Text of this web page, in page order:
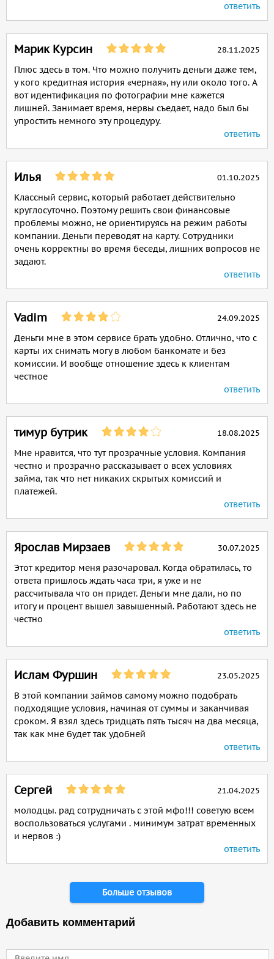
ответить
Марик Курсин 28.11.2025
Плюс здесь в том. Что можно получить деньги даже тем,
у кого кредитная история «черная», ну или около того. А
вот идентификация по фотографии мне кажется
лишней. Занимает время, нервы съедает, надо был бы
упростить немного эту процедуру.
ответить
Илья 01.10.2025
Классный сервис, который работает действительно
круглосуточно. Поэтому решить свои финансовые
проблемы можно, не ориентируясь на режим работы
компании. Деньги переводят на карту. Сотрудники
очень корректны во время беседы, лишних вопросов не
задают.
ответить
Vadim 24.09.2025
Деньги мне в этом сервисе брать удобно. Отлично, что с
карты их снимать могу в любом банкомате и без
комиссии. И вообще отношение здесь к клиентам
честное
ответить
тимур бутрик 18.08.2025
Мне нравится, что тут прозрачные условия. Компания
честно и прозрачно рассказывает о всех условиях
займа, так что нет никаких скрытых комиссий и
платежей.
ответить
Ярослав Мирзаев 30.07.2025
Этот кредитор меня разочаровал. Когда обратилась, то
ответа пришлось ждать часа три, я уже и не
рассчитывала что он придет. Деньги мне дали, но по
итогу и процент вышел завышенный. Работают здесь не
честно
ответить
Ислам Фуршин 23.05.2025
В этой компании займов самому можно подобрать
подходящие условия, начиная от суммы и заканчивая
сроком. Я взял здесь тридцать пять тысяч на два месяца,
так как мне будет так удобней
ответить
Сергей 21.04.2025
молодцы. рад сотрудничать с этой мфо!!! советую всем
воспользоваться услугами . минимум затрат временных
и нервов :)
ответить
Больше отзывов
Добавить комментарий
Имя